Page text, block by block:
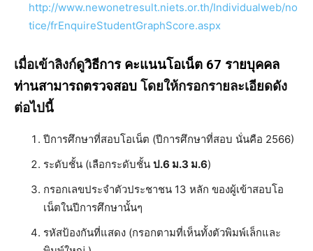
http://www.newonetresult.niets.or.th/Individualweb/no
tice/frEnquireStudentGraphScore.aspx
เมื่อเข้าลิงก์ดูวิธีการ คะแนนโอเน็ต 67 รายบุคคล
ท่านสามารถตรวจสอบ โดยให้กรอกรายละเอียดดัง
ต่อไปนี้
ปีการศึกษาที่สอบโอเน็ต (ปีการศึกษาที่สอบ นั่นคือ 2566)
ระดับชั้น (เลือกระดับชั้น ป.6 ม.3 ม.6)
กรอกเลขประจำตัวประชาชน 13 หลัก ของผู้เข้าสอบโอ
เน็ตในปีการศึกษานั้นๆ
รหัสป้องกันที่แสดง (กรอกตามที่เห็นทั้งตัวพิมพ์เล็กและ